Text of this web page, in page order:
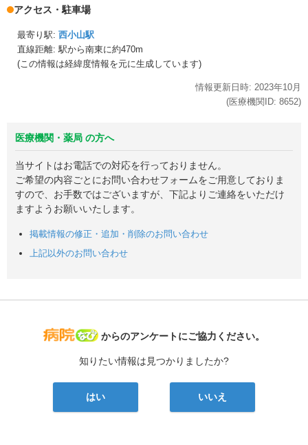
アクセス・駐車場
最寄り駅: 西小山駅
直線距離: 駅から南東に約470m
(この情報は経緯度情報を元に生成しています)
情報更新日時: 2023年10月
(医療機関ID: 8652)
医療機関・薬局 の方へ
当サイトはお電話での対応を行っておりません。
ご希望の内容ごとにお問い合わせフォームをご用意しておりま
すので、お手数ではございますが、下記よりご連絡をいただけ
ますようお願いいたします。
掲載情報の修正・追加・削除のお問い合わせ
上記以外のお問い合わせ
病院なび
からのアンケートにご協力ください。
知りたい情報は見つかりましたか?
はい いいえ